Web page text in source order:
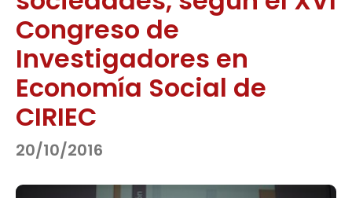
Congreso de
Investigadores en
Economía Social de
CIRIEC
20/10/2016